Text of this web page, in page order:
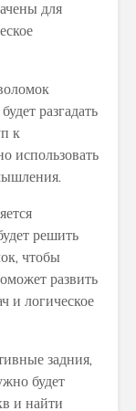
для
разгадать
к
использовать
решить
чтобы
развить
и логическое
задния,
будет
и найти